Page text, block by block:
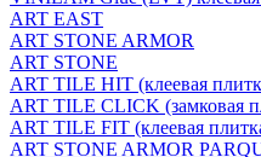
ART EAST
ART STONE ARMOR
ART STONE
ART TILE HIT (клеевая
ART TILE CLICK (замковая
ART TILE FIT (клеевая
ART STONE ARMOR